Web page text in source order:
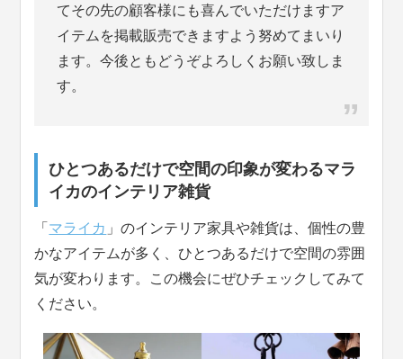
てその先の顧客様にも喜んでいただけますア
イテムを掲載販売できますよう努めてまいり
ます。今後ともどうぞよろしくお願い致しま
す。
ひとつあるだけで空間の印象が変わるマラ
イカのインテリア雑貨
「 マライカ 」のインテリア家具や雑貨は、個性の豊
かなアイテムが多く、ひとつあるだけで空間の雰囲
気が変わります。この機会にぜひチェックしてみて
ください。